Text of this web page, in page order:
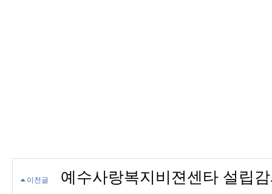
이전글 예수사랑복지비젼센타 설립